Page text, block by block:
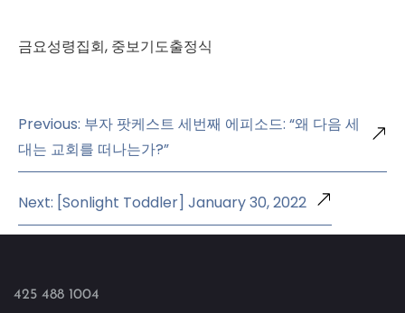
금요성령집회, 중보기도출정식
Previous: 부자 팟케스트 세번째 에피소드: “왜 다음 세
대는 교회를 떠나는가?”
Next: [Sonlight Toddler] January 30, 2022
425 488 1004